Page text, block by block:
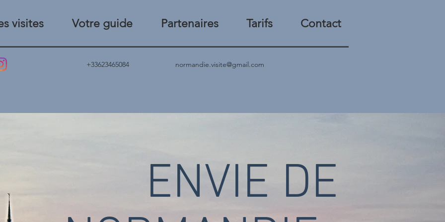
visites Votre guide Partenaires Tarifs Contact
+33623465084 normandie.visite@gmail.com
ENVIE DE